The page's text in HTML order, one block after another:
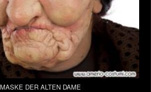
MASKE DER ALTEN DAME